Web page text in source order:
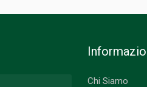
Chi Siamo